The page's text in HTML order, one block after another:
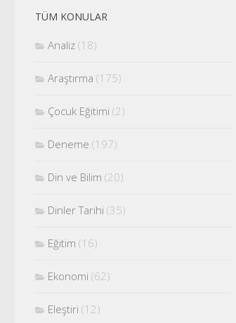
TÜM KONULAR
Analiz (18)
Araştırma (175)
Çocuk Eğitimi (2)
Deneme (197)
Din ve Bilim (20)
Dinler Tarihi (35)
Eğitim (16)
Ekonomi (62)
Eleştiri (12)